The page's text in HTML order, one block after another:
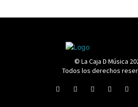
© La Caja D Música
Todos los derechos